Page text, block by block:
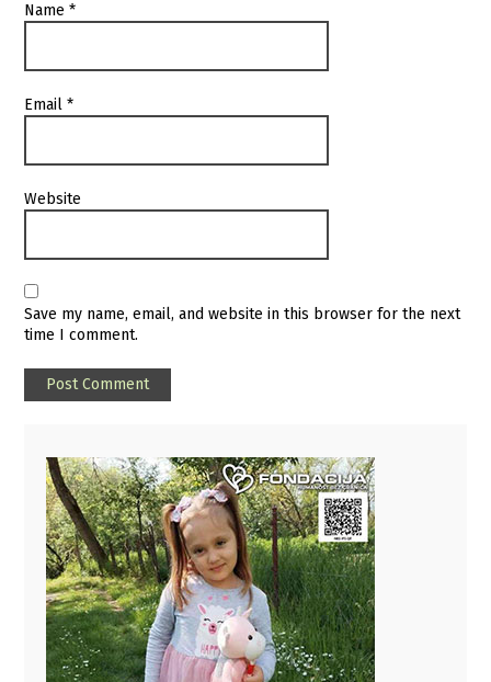
Name*
Email*
Website
Save my name, email, and website in this browser for the next
time I comment.